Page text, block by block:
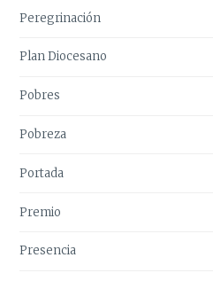
Peregrinación
Plan Diocesano
Pobres
Pobreza
Portada
Premio
Presencia